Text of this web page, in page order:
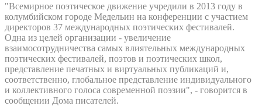
"Всемирное поэтическое движение учредили в 2013 году в
колумбийском городе Медельин на конференции с участием
директоров 37 международных поэтических фестивалей.
Одна из целей организации - увеличение
взаимосотрудничества самых влиятельных международных
поэтических фестивалей, поэтов и поэтических школ,
представление печатных и виртуальных публикаций и,
соответственно, глобальное представление индивидуального
и коллективного голоса современной поэзии", - говорится в
сообщении Дома писателей.